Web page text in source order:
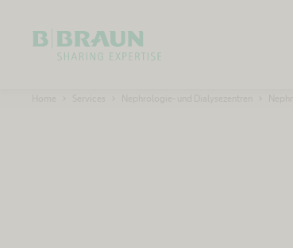
OK